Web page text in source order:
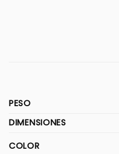
PESO
DIMENSIONES
COLOR